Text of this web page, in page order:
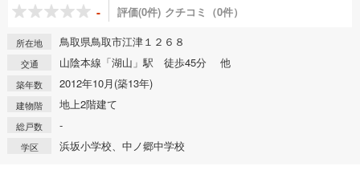
- 評価(0件) クチコミ（0件）
所在地 鳥取県鳥取市江津１２６８
交通 山陰本線「湖山」駅 徒歩45分 他
築年数 2012年10月(築13年)
建物階 地上2階建て
総戸数 -
学区 浜坂小学校、中ノ郷中学校